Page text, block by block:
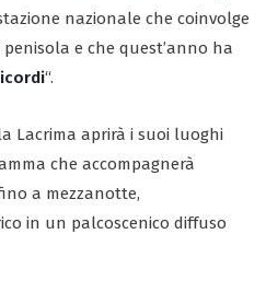
nazionale che coinvolge
e che quest’anno ha
“.
Lacrima aprirà i suoi luoghi
che accompagnerà
a mezzanotte,
in un palcoscenico diffuso